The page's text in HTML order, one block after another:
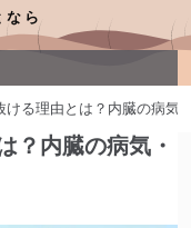
ら
ける理由とは？内臓の病気
？内臓の病気・